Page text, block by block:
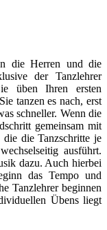
die Herren und die
der Tanzlehrer
üben Ihren ersten
tanzen es nach, erst
schneller. Wenn die
gemeinsam mit
die Tanzschritte je
ausführt.
dazu. Auch hierbei
das Tempo und
Tanzlehrer beginnen
Übens liegt